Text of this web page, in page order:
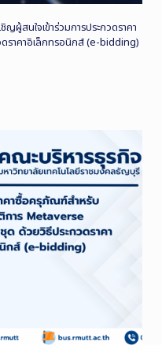
ผู้สนใจเข้าร่วมการประกวดราคา
ราคาอิเล็กทรอนิกส์ (e-bidding)